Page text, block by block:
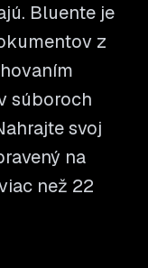
Bluente je
z
súboroch
svoj
na
než 22